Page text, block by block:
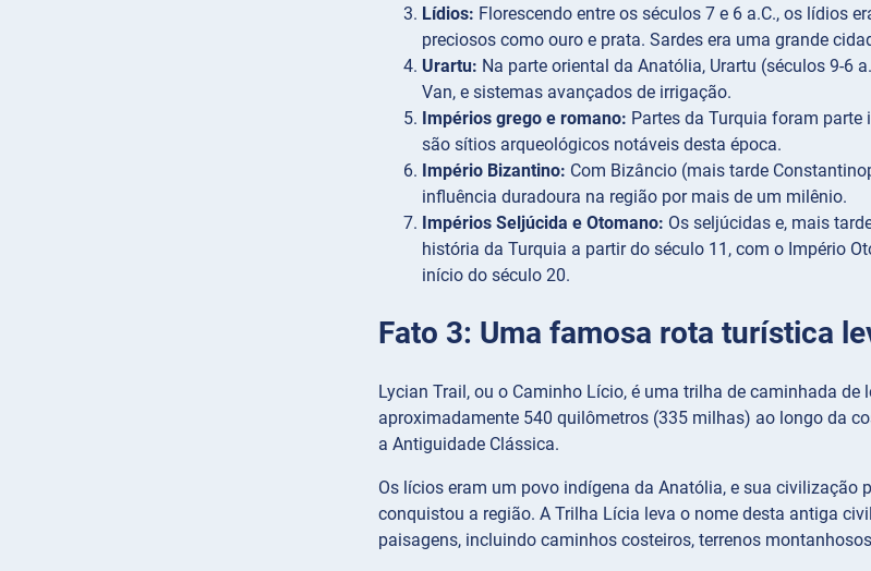
Lídios: Florescendo entre os séculos 7 e 6 a.C., os lídios
preciosos como ouro e prata. Sardes era uma grande
Urartu: Na parte oriental da Anatólia, Urartu (séculos 9-6
Van, e sistemas avançados de irrigação.
Impérios grego e romano: Partes da Turquia foram
são sítios arqueológicos notáveis desta época.
Império Bizantino: Com Bizâncio (mais tarde
influência duradoura na região por mais de um milênio.
Impérios Seljúcida e Otomano: Os seljúcidas e, mais
história da Turquia a partir do século 11, com o Império
início do século 20.
Fato 3: Uma famosa rota turística
Lycian Trail, ou o Caminho Lício, é uma trilha de caminhada
aproximadamente 540 quilômetros (335 milhas) ao longo da
a Antiguidade Clássica.
Os lícios eram um povo indígena da Anatólia, e sua civilização
conquistou a região. A Trilha Lícia leva o nome desta antiga
paisagens, incluindo caminhos costeiros, terrenos